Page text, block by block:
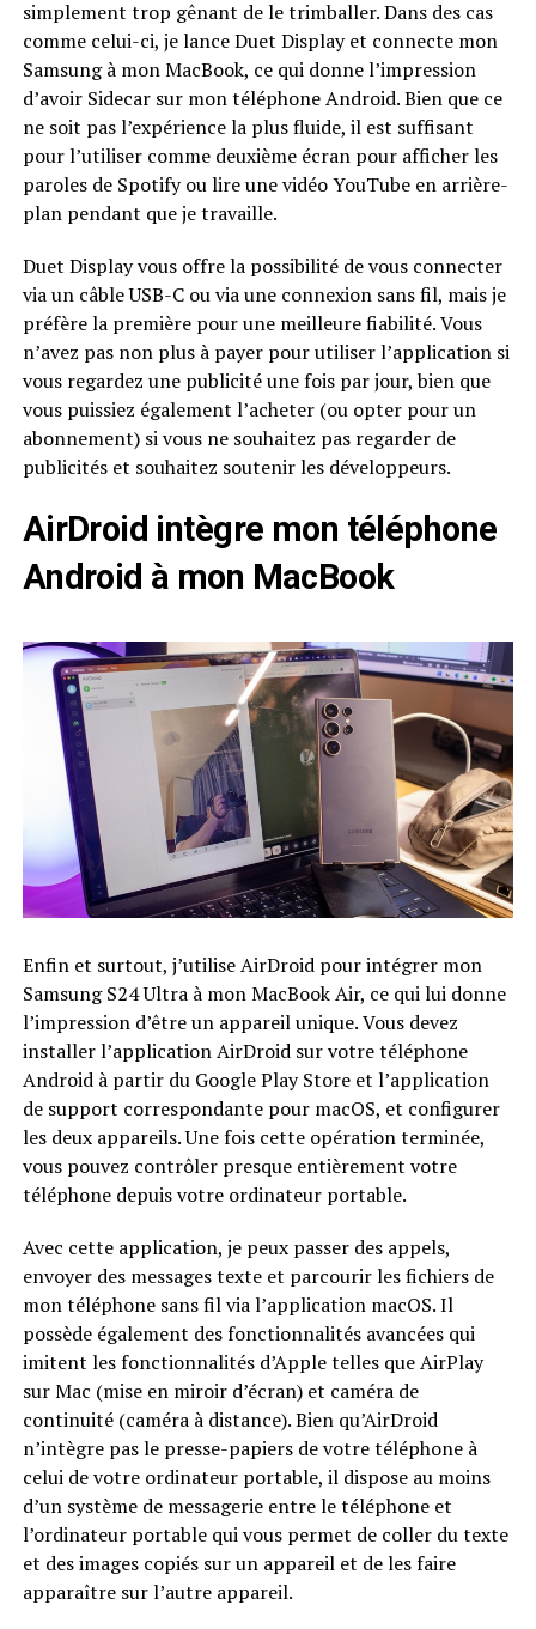
simplement trop gênant de le trimballer. Dans des cas
comme celui-ci, je lance Duet Display et connecte mon
Samsung à mon MacBook, ce qui donne l’impression
d’avoir Sidecar sur mon téléphone Android. Bien que ce
ne soit pas l’expérience la plus fluide, il est suffisant
pour l’utiliser comme deuxième écran pour afficher les
paroles de Spotify ou lire une vidéo YouTube en arrière-
plan pendant que je travaille.
Duet Display vous offre la possibilité de vous connecter
via un câble USB-C ou via une connexion sans fil, mais je
préfère la première pour une meilleure fiabilité. Vous
n’avez pas non plus à payer pour utiliser l’application si
vous regardez une publicité une fois par jour, bien que
vous puissiez également l’acheter (ou opter pour un
abonnement) si vous ne souhaitez pas regarder de
publicités et souhaitez soutenir les développeurs.
AirDroid intègre mon téléphone
Android à mon MacBook
Enfin et surtout, j’utilise AirDroid pour intégrer mon
Samsung S24 Ultra à mon MacBook Air, ce qui lui donne
l’impression d’être un appareil unique. Vous devez
installer l’application AirDroid sur votre téléphone
Android à partir du Google Play Store et l’application
de support correspondante pour macOS, et configurer
les deux appareils. Une fois cette opération terminée,
vous pouvez contrôler presque entièrement votre
téléphone depuis votre ordinateur portable.
Avec cette application, je peux passer des appels,
envoyer des messages texte et parcourir les fichiers de
mon téléphone sans fil via l’application macOS. Il
possède également des fonctionnalités avancées qui
imitent les fonctionnalités d’Apple telles que AirPlay
sur Mac (mise en miroir d’écran) et caméra de
continuité (caméra à distance). Bien qu’AirDroid
n’intègre pas le presse-papiers de votre téléphone à
celui de votre ordinateur portable, il dispose au moins
d’un système de messagerie entre le téléphone et
l’ordinateur portable qui vous permet de coller du texte
et des images copiés sur un appareil et de les faire
apparaître sur l’autre appareil.